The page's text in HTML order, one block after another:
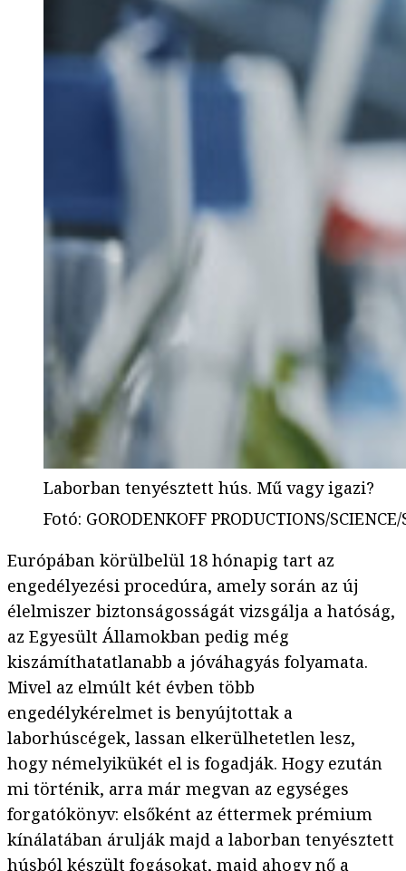
Laborban tenyésztett hús. Mű vagy igazi?
Fotó: GORODENKOFF PRODUCTIONS/
Európában körülbelül 18 hónapig tart az
engedélyezési procedúra, amely során az új
élelmiszer biztonságosságát vizsgálja a hatóság,
az Egyesült Államokban pedig még
kiszámíthatatlanabb a jóváhagyás folyamata.
Mivel az elmúlt két évben több
engedélykérelmet is benyújtottak a
laborhúscégek, lassan elkerülhetetlen lesz,
hogy némelyikükét el is fogadják. Hogy ezután
mi történik, arra már megvan az egységes
forgatókönyv: elsőként az éttermek prémium
kínálatában árulják majd a laborban tenyésztett
húsból készült fogásokat, majd ahogy nő a